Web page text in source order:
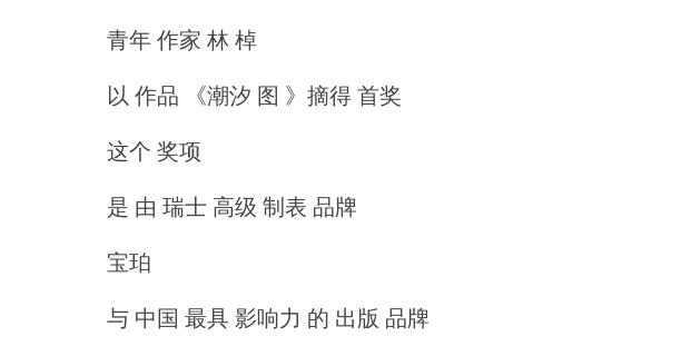
青年 作家 林 棹
以 作品 《潮汐 图 》摘得 首奖
这个 奖项
是 由 瑞士 高级 制表 品牌
宝珀
与 中国 最具 影响力 的 出版 品牌